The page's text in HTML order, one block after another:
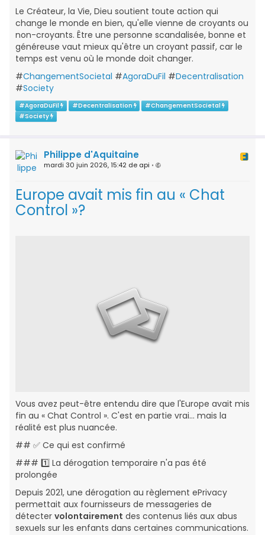
Le Créateur, la Vie, Dieu soutient toute action qui
change le monde en bien, qu'elle vienne de croyants ou
non-croyants. Être une personne scandalisée, bonne et
généreuse vaut mieux qu'être un croyant passif, car le
temps est venu où le monde doit changer.
#ChangementSocietal #AgoraDuFil #Decentralisation
#Society
#AgoraDuFil #Decentralisation #ChangementSocietal
#Society
Philippe d'Aquitaine
mardi 30 juin 2026, 15:42 de api •
Europe avait mis fin au « Chat
Control »?
Vous avez peut-être entendu dire que l'Europe avait mis
fin au « Chat Control ». C'est en partie vrai… mais la
réalité est plus nuancée.
## ✅ Ce qui est confirmé
### 1️⃣ La dérogation temporaire n'a pas été
prolongée
Depuis 2021, une dérogation au règlement ePrivacy
permettait aux fournisseurs de messageries de
détecter volontairement des contenus liés aux abus
sexuels sur les enfants dans certaines communications.